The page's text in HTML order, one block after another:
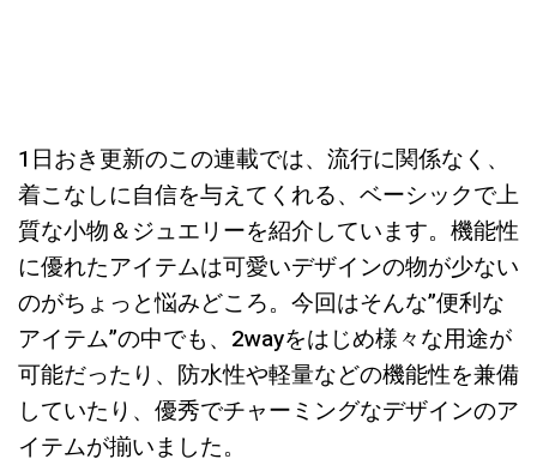
1日おき更新のこの連載では、流行に関係なく、
着こなしに自信を与えてくれる、ベーシックで上
質な小物＆ジュエリーを紹介しています。機能性
に優れたアイテムは可愛いデザインの物が少ない
のがちょっと悩みどころ。今回はそんな”便利な
アイテム”の中でも、2wayをはじめ様々な用途が
可能だったり、防水性や軽量などの機能性を兼備
していたり、優秀でチャーミングなデザインのア
イテムが揃いました。